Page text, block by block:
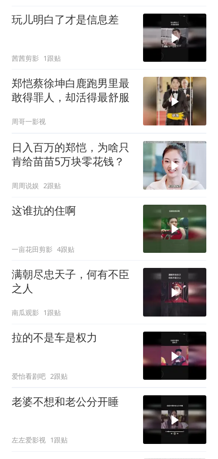
玩儿明白了才是信息差
茜茜剪影 1跟贴
郑恺蔡徐坤白鹿跑男里最
敢得罪人，却活得最舒服
周哥一影视
日入百万的郑恺，为啥只
肯给苗苗5万块零花钱？
周周说娱 2跟贴
这谁抗的住啊
一亩花田剪影 4跟贴
满朝尽忠天子，何有不臣
之人
南瓜观影 1跟贴
拉的不是车是权力
爱怡看剧吧 2跟贴
老婆不想和老公分开睡
左左爱影视 1跟贴